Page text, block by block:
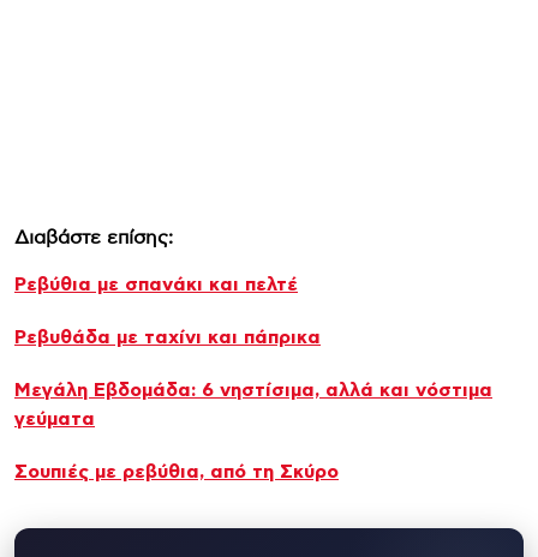
Διαβάστε επίσης:
Ρεβύθια με σπανάκι και πελτέ
Ρεβυθάδα με ταχίνι και πάπρικα
Μεγάλη Εβδομάδα: 6 νηστίσιμα, αλλά και νόστιμα
γεύματα
Σουπιές με ρεβύθια, από τη Σκύρο